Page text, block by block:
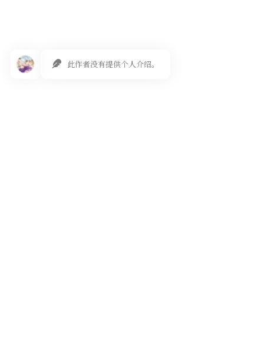
此作者没有提供个人介绍。